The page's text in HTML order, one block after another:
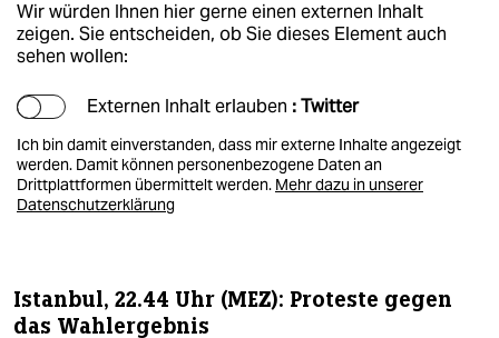
Wir würden Ihnen hier gerne einen externen Inhalt
zeigen. Sie entscheiden, ob Sie dieses Element auch
sehen wollen:
Externen Inhalt erlauben : Twitter
Ich bin damit einverstanden, dass mir externe Inhalte angezeigt
werden. Damit können personenbezogene Daten an
Drittplattformen übermittelt werden. Mehr dazu in unserer
Datenschutzerklärung
Istanbul, 22.44 Uhr (MEZ): Proteste gegen
das Wahlergebnis